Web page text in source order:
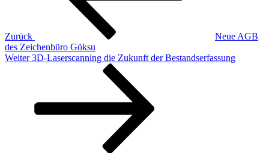
Zurück
Neue AGB
des Zeichenbüro Göksu
Nächster
Weiter 3D-Laserscanning die Zukunft der Bestandserfassung